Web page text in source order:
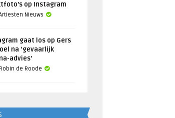
op Instagram
Nieuws
gaat los op Gers
na ‘gevaarlijk
advies’
Robin de Roode